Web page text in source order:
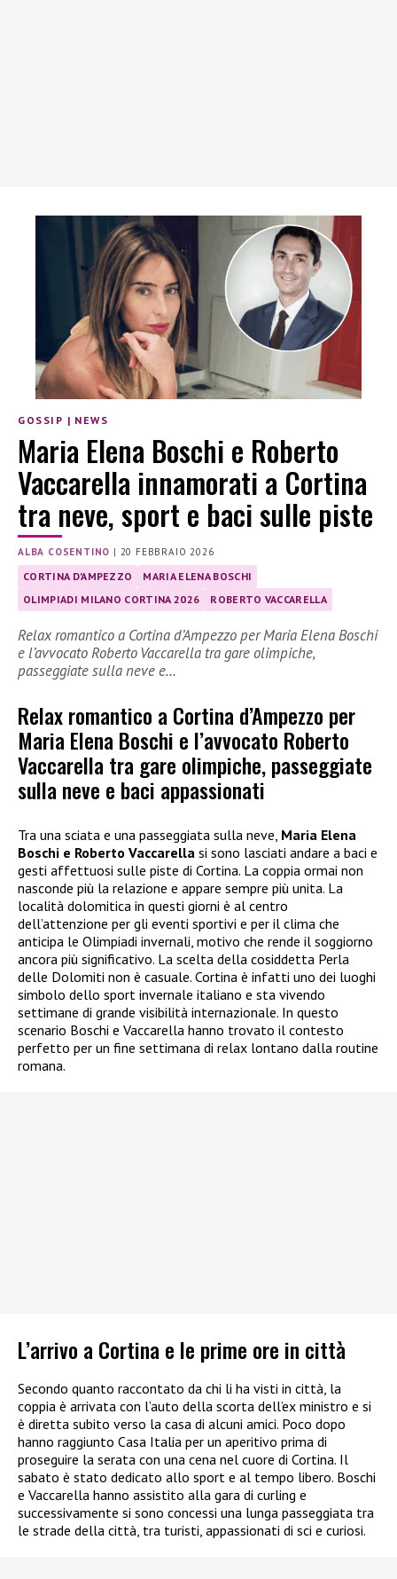
GOSSIP | NEWS
Maria Elena Boschi e Roberto
Vaccarella innamorati a Cortina
tra neve, sport e baci sulle piste
ALBA COSENTINO | 20 FEBBRAIO 2026
CORTINA D'AMPEZZO
MARIA ELENA BOSCHI
OLIMPIADI MILANO CORTINA 2026
ROBERTO VACCARELLA
Relax romantico a Cortina d’Ampezzo per Maria Elena Boschi
e l’avvocato Roberto Vaccarella tra gare olimpiche,
passeggiate sulla neve e…
Relax romantico aCortina d’Ampezzo per
Maria Elena Boschi e l’avvocato Roberto
Vaccarellatra gare olimpiche, passeggiate
sulla neve e baci appassionati
Tra una sciata e una passeggiata sulla neve, Maria Elena
Boschi e Roberto Vaccarella si sono lasciati andare a baci e
gesti affettuosi sulle piste di Cortina. La coppia ormai non
nasconde più la relazione e appare sempre più unita. La
località dolomitica in questi giorni è al centro
dell’attenzione per gli eventi sportivi e per il clima che
anticipa le Olimpiadi invernali, motivo che rende il soggiorno
ancora più significativo. La scelta della cosiddetta Perla
delle Dolomiti non è casuale. Cortina è infatti uno dei luoghi
simbolo dello sport invernale italiano e sta vivendo
settimane di grande visibilità internazionale. In questo
scenario Boschi e Vaccarella hanno trovato il contesto
perfetto per un fine settimana di relax lontano dalla routine
romana.
L’arrivo a Cortina e le prime ore in città
Secondo quanto raccontato da chi li ha visti in città, la
coppia è arrivata con l’auto della scorta dell’ex ministro e si
è diretta subito verso la casa di alcuni amici. Poco dopo
hanno raggiunto Casa Italia per un aperitivo prima di
proseguire la serata con una cena nel cuore di Cortina. Il
sabato è stato dedicato allo sport e al tempo libero. Boschi
e Vaccarella hanno assistito alla gara di curling e
successivamente si sono concessi una lunga passeggiata tra
le strade della città, tra turisti, appassionati di sci e curiosi.